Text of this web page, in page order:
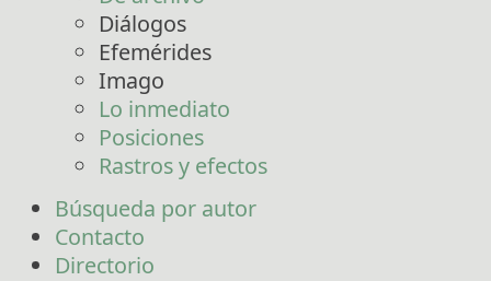
Diálogos
Efemérides
Imago
Lo inmediato
Posiciones
Rastros y efectos
Búsqueda por autor
Contacto
Directorio